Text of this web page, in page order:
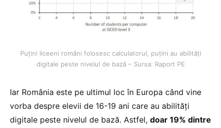
Puțini liceeni români folosesc calculatorul, puțini au abilități
digitale peste nivelul de bază – Sursa: Raport PE
Iar România este pe ultimul loc în Europa când vine
vorba despre elevii de 16-19 ani care au abilități
digitale peste nivelul de bază. Astfel, doar 19% dintre